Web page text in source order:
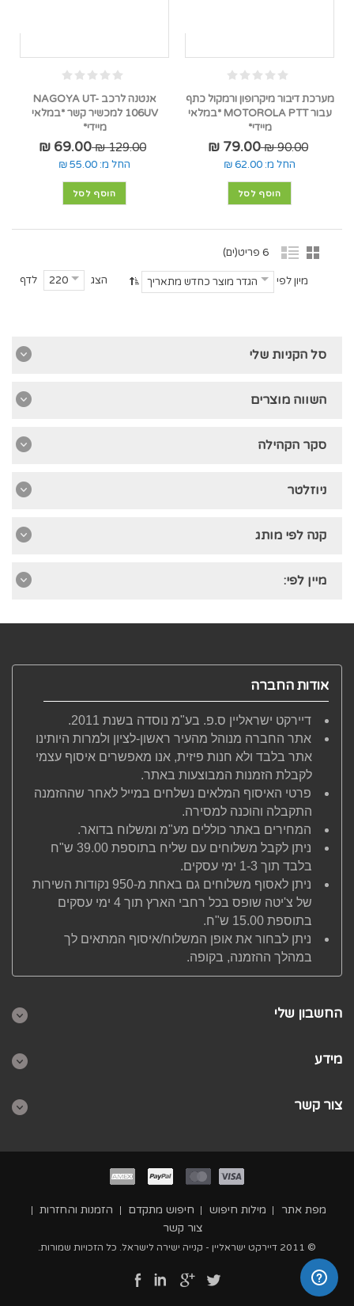
מערכת דיבור מיקרופון ורמקול כתף
עבור MOTOROLA PTT *במלאי
מיידי*
90.00 ₪
79.00 ₪
החל מ: 62.00 ₪
הוסף לסל
אנטנה לרכב NAGOYA UT-
106UV למכשיר קשר *במלאי
מיידי*
129.00 ₪
69.00 ₪
החל מ: 55.00 ₪
הוסף לסל
6 פריט(ים)
הצג 220 לדף מיון לפי הגדר מוצר כחדש מתאריך
סל הקניות שלי
השווה מוצרים
סקר הקהילה
ניוזלטר
קנה לפי מותג
מיין לפי:
אודות החברה
דיירקט ישראליין ס.פ. בע"מ נוסדה בשנת 2011.
אתר החברה מנוהל מהעיר ראשון-לציון ולמרות היותינו
אתר בלבד ולא חנות פיזית, אנו מאפשרים איסוף עצמי
לקבלת הזמנות המבוצעות באתר.
פרטי האיסוף המלאים נשלחים במייל לאחר שההזמנה
התקבלה והוכנה למסירה.
המחירים באתר כוללים מע"מ ומשלוח בדואר.
ניתן לקבל משלוחים עם שליח בתוספת 39.00 ש"ח
בלבד תוך 1-3 ימי עסקים.
ניתן לאסוף משלוחים גם באחת מ-950 נקודות השירות
של צ'יטה שופס בכל רחבי הארץ תוך 4 ימי עסקים
בתוספת 15.00 ש"ח.
ניתן לבחור את אופן המשלוח/איסוף המתאים לך
במהלך ההזמנה, בקופה.
החשבון שלי
מידע
צור קשר
מפת אתר מילות חיפוש חיפוש מתקדם
הזמנות והחזרות
צור קשר
© 2011 דיירקט ישראליין - קנייה ישירה לישראל. כל הזכויות שמורות.